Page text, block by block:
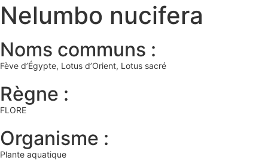
Nelumbo nucifera
Noms communs :
Fève d’Égypte, Lotus d’Orient, Lotus sacré
Règne :
FLORE
Organisme :
Plante aquatique